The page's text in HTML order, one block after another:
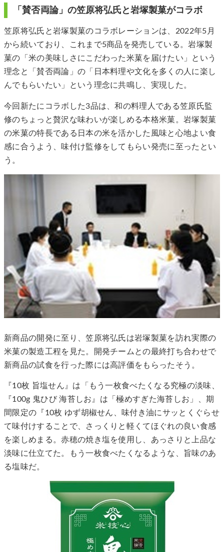
「賛否両論」の笠原将弘氏と岩塚製菓がコラボ
笠原将弘氏と岩塚製菓のコラボレーションは、2022年5月
から続いており、これまで5商品を発売している。岩塚製
菓の「米の美味しさにこだわった米菓を届けたい」という
理念と「賛否両論」の「日本料理や文化を多くの人に楽し
んでもらいたい」という理念に共鳴し、実現した。
今回新たにコラボした3品は、和の料理人である笠原氏監
修のちょっと贅沢な味わいが楽しめる本格米菓。岩塚製菓
の米菓の特長である日本の米を活かした風味と心地よい食
感に合うよう、味付け監修をしてもらい発売に至ったとい
う。
新商品の開発に至り、笠原将弘氏は岩塚製菓を訪れ実際の
米菓の製造工程を見た。開発チームとの最終打ち合わせで
新商品の試食を行った際には高評価をもらったそう。
『10枚 旨塩せん』は「もう一枚食べたくなる究極の淡味、
『100g 鬼ひび 海苔しお』は「極めすぎた海苔しお」、期
間限定の『10枚 ゆず胡椒せん、味付き油にサッとくぐらせ
て味付けすることで、さっくりと軽くてほぐれの良い食感
を楽しめまる。赤穂の焼き塩を使用し、あっさりと上品な
淡味に仕立てた。もう一枚食べたくなるような、旨味のあ
る塩味だ。